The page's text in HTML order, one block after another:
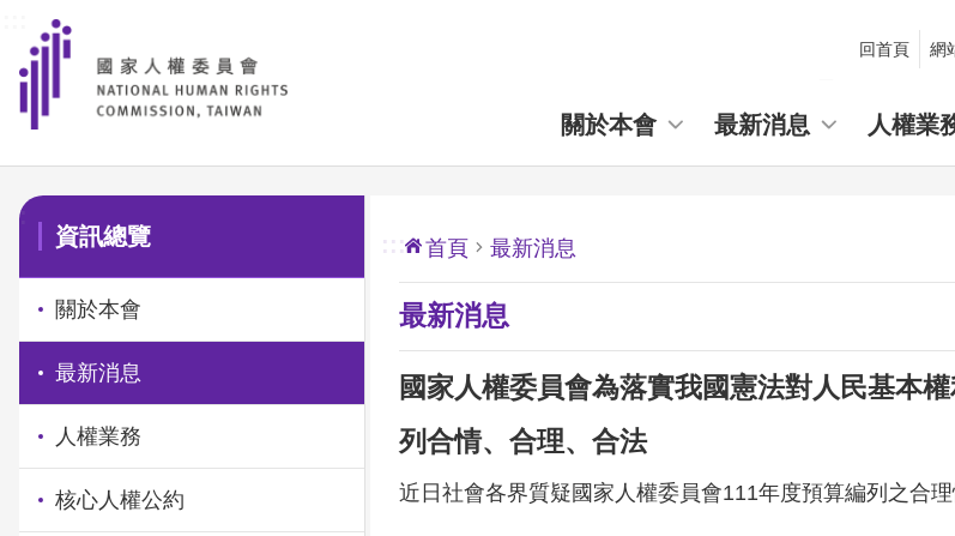
前往主要內容區塊
回首頁 網
關於本會 最新消息 人權業
:::
資訊總覽
關於本會
最新消息
人權業務
核心人權公約
::: 首頁 最新消息
最新消息
國家人權委員會為落實我國憲法對人民基本
列合情、合理、合法
近日社會各界質疑國家人權委員會111年度預算編列之合理